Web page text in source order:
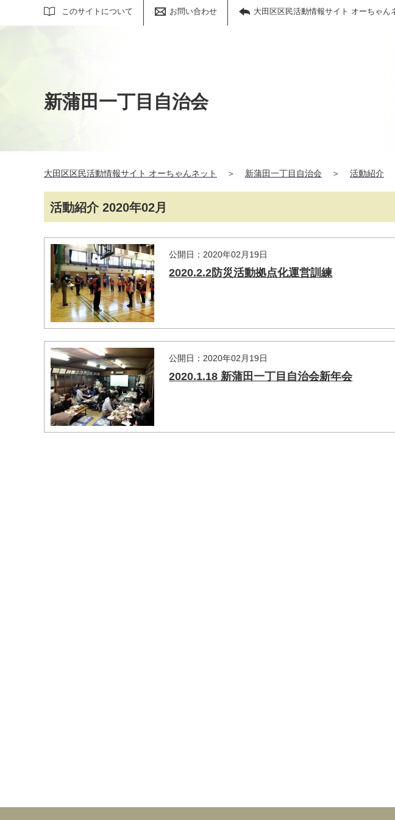
このサイトについて お問い合わせ 大田区区民活動情報サイト オーちゃん
サイト内検索
新蒲田一丁目自治会
大田区区民活動情報サイト オーちゃんネット ＞ 新蒲田一丁目自治会 ＞ 活動紹介
活動紹介 2020年02月
公開日：2020年02月19日
2020.2.2防災活動拠点化運営訓練
公開日：2020年02月19日
2020.1.18 新蒲田一丁目自治会新年会
マイメディア検索